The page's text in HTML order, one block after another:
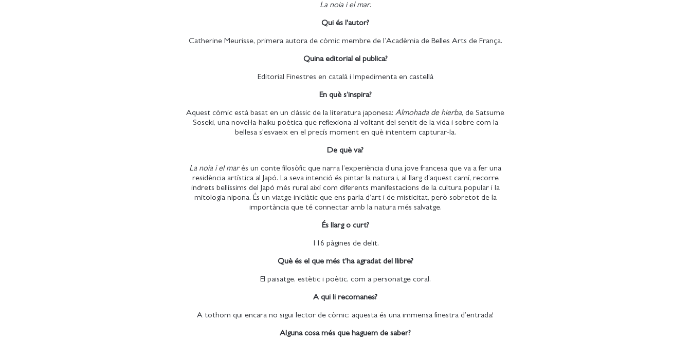
La noia i el mar.
Qui és l'autor?
Catherine Meurisse, primera autora de còmic membre de l’Acadèmia de Belles Arts de França.
Quina editorial el publica?
Editorial Finestres en català i Impedimenta en castellà
En què s’inspira?
Aquest còmic està basat en un clàssic de la literatura japonesa:Almohada de hierba, de Satsume
Soseki, una novel·la-haiku poètica que reflexiona al voltant del sentit de la vida i sobre com la
bellesa s'esvaeix en el precís moment en què intentem capturar-la.
De què va?
La noia i el marés un conte filosòfic que narra l’experiència d’una jove francesa que va a fer una
residència artística al Japó. La seva intenció és pintar la natura i, al llarg d’aquest camí, recorre
indrets bellíssims del Japó més rural així com diferents manifestacions de la cultura popular i la
mitologia nipona. És un viatge iniciàtic que ens parla d’art i de misticitat, però sobretot de la
importància que té connectar amb la natura més salvatge.
És llarg o curt?
116 pàgines de delit.
Què és el que més t'ha agradat del llibre?
El paisatge, estètic i poètic, com a personatge coral.
A qui li recomanes?
A tothom qui encara no sigui lector de còmic: aquesta és una immensa finestra d’entrada!
Alguna cosa més que haguem de saber?